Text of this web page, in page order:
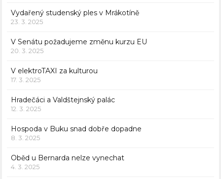
Vydařený studenský ples v Mrákotíně
23. 3. 2025
V Senátu požadujeme změnu kurzu EU
20. 3. 2025
V elektroTAXI za kulturou
17. 3. 2025
Hradečáci a Valdštejnský palác
12. 3. 2025
Hospoda v Buku snad dobře dopadne
8. 3. 2025
Oběd u Bernarda nelze vynechat
4. 3. 2025